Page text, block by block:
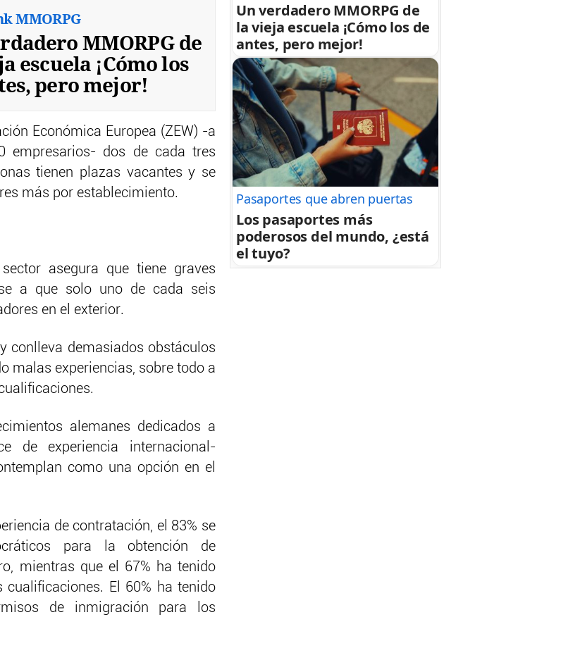
MMORPG
MMORPG de
escuela ¡Cómo los
pero mejor!
Económica Europea (ZEW) -a
empresarios- dos de cada tres
tienen plazas vacantes y se
más por establecimiento.
asegura que tiene graves
a que solo uno de cada seis
en el exterior.
conlleva demasiados obstáculos
malas experiencias, sobre todo a
alemanes dedicados a
de experiencia internacional-
como una opción en el
de contratación, el 83% se
para la obtención de
mientras que el 67% ha tenido
El 60% ha tenido
de inmigración para los
Un verdadero MMORPG de
la vieja escuela ¡Cómo los de
antes, pero mejor!
Pasaportes que abren puertas
Los pasaportes más
poderosos del mundo, ¿está
el tuyo?